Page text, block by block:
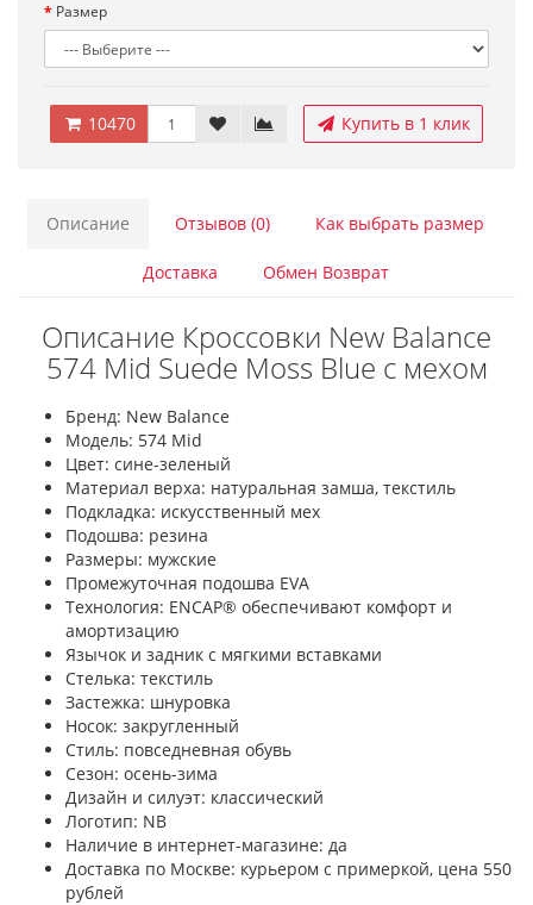
Размер
10470 Купить в 1 клик
Описание Отзывов (0) Как выбрать размер
Доставка Обмен Возврат
Описание Кроссовки New Balance
574 Mid Suede Moss Blue с мехом
Бренд: New Balance
Модель: 574 Mid
Цвет: сине-зеленый
Материал верха: натуральная замша, текстиль
Подкладка: искусственный мех
Подошва: резина
Размеры: мужские
Промежуточная подошва EVA
Технология: ENCAP® обеспечивают комфорт и
амортизацию
Язычок и задник с мягкими вставками
Стелька: текстиль
Застежка: шнуровка
Носок: закругленный
Стиль: повседневная обувь
Сезон: осень-зима
Дизайн и силуэт: классический
Логотип: NB
Наличие в интернет-магазине: да
Доставка по Москве: курьером с примеркой, цена 550
рублей